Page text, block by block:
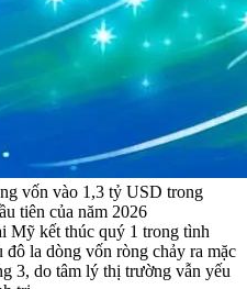
vốn vào 1,3 tỷ USD trong
tiên của năm 2026
Mỹ kết thúc quý 1 trong tình
la dòng vốn ròng chảy ra mặc
3, do tâm lý thị trường vẫn yếu